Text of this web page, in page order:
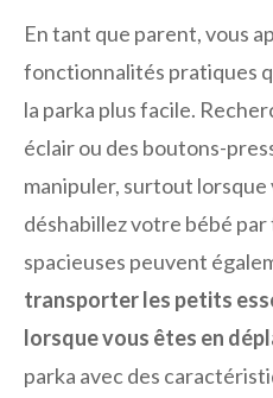
En tant que parent, vous
fonctionnalités pratiques
la parka plus facile.
éclair ou des boutons-
manipuler, surtout lorsque
déshabillez votre bébé
spacieuses peuvent
transporter les petits
lorsque vous êtes en
parka avec des